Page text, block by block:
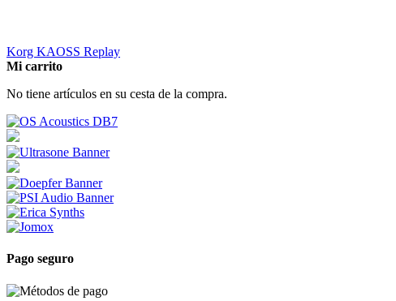
Korg KAOSS Replay
Mi carrito
No tiene artículos en su cesta de la compra.
Pago seguro